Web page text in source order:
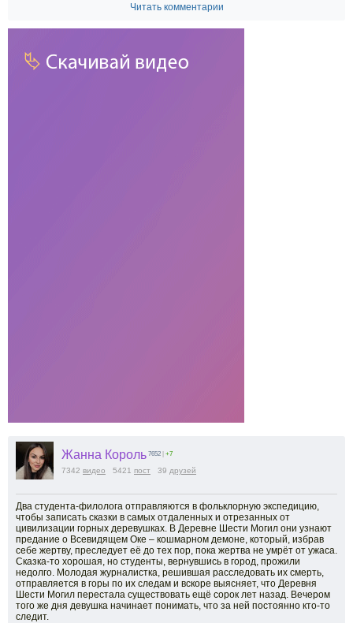
Читать комментарии
Жанна Король 7652 | +7
7342 видео 5421 пост 39 друзей
Два студента-филолога отправляются в фольклорную экспедицию,
чтобы записать сказки в самых отдаленных и отрезанных от
цивилизации горных деревушках. В Деревне Шести Могил они узнают
предание о Всевидящем Оке – кошмарном демоне, который, избрав
себе жертву, преследует её до тех пор, пока жертва не умрёт от ужаса.
Сказка-то хорошая, но студенты, вернувшись в город, прожили
недолго. Молодая журналистка, решившая расследовать их смерть,
отправляется в горы по их следам и вскоре выясняет, что Деревня
Шести Могил перестала существовать ещё сорок лет назад. Вечером
того же дня девушка начинает понимать, что за ней постоянно кто-то
следит.